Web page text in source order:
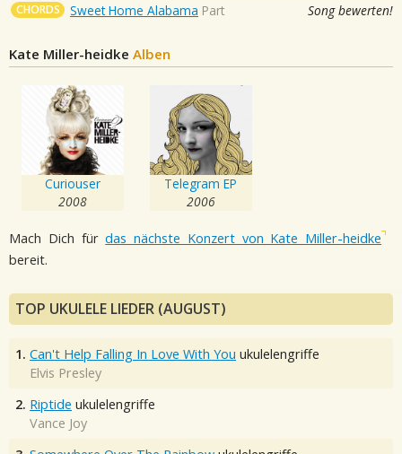
CHORDS Sweet Home Alabama Part Song bewerten!
Kate Miller-heidke Alben
Curiouser
2008
Telegram EP
2006
Mach Dich fürdas nächste Konzert von Kate Miller-heidke
bereit.
TOP UKULELE LIEDER (AUGUST)
1. Can't Help Falling In Love With You ukulelengriffe
Elvis Presley
2. Riptide ukulelengriffe
Vance Joy